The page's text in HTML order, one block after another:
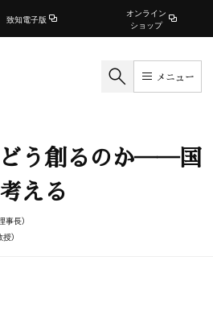
致知電子版
オンライン
ショップ
メニュー
う創るのか──国
える
事長）
）